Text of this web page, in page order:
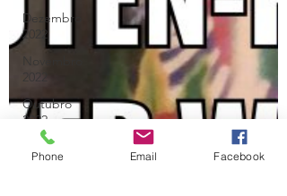
Dezembro
2022
Novembro
2022
Outubro
2022
Julho
2026
Phone Email Facebook